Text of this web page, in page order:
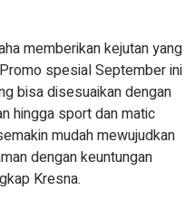
memberikan kejutan yang
spesial September ini
bisa disesuaikan dengan
hingga sport dan matic
mudah mewujudkan
dengan keuntungan
Kresna.